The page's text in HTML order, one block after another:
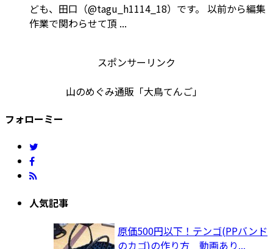
ども、田口（@tagu_h1114_18）です。 以前から編集
作業で関わらせて頂 ...
スポンサーリンク
山のめぐみ通販「大鳥てんご」
フォローミー
人気記事
原価500円以下！テンゴ(PPバンド
のカゴ)の作り方 動画あり...